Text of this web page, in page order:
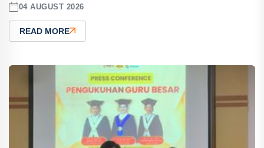
04 AUGUST 2026
READ MORE